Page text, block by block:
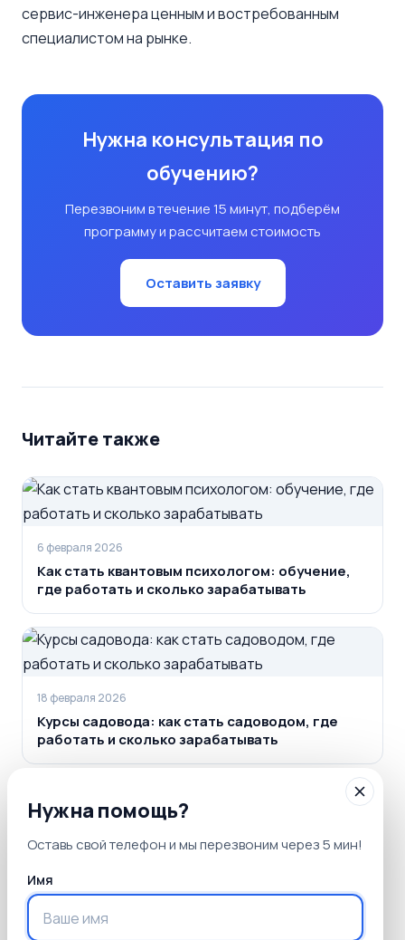
сервис-инженера ценным и востребованным
специалистом на рынке.
Нужна консультация по
обучению?
Перезвоним в течение 15 минут, подберём
программу и рассчитаем стоимость
Оставить заявку
Читайте также
6 февраля 2026
Как стать квантовым психологом: обучение,
где работать и сколько зарабатывать
18 февраля 2026
Курсы садовода: как стать садоводом, где
работать и сколько зарабатывать
30 января 2026
как получить профессию, зарплата
Нужна помощь?
Оставь свой телефон и мы перезвоним через 5 мин!
Имя